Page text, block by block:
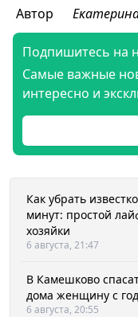
Автор
Подпишитесь на
Самые важные
интересно и
Как убрать
минут: простой
хозяйки
6 августа, 21:47
В Камешково
дома женщину с
6 августа, 20:55